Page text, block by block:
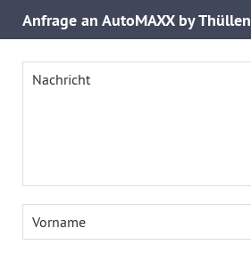
Anfrage an AutoMAXX by Thüllen
Nachricht
Vorname